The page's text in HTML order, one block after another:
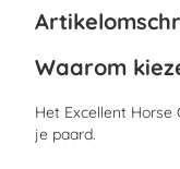
van
afbeeldingen-
Waarom
Het Excellent
je paard.